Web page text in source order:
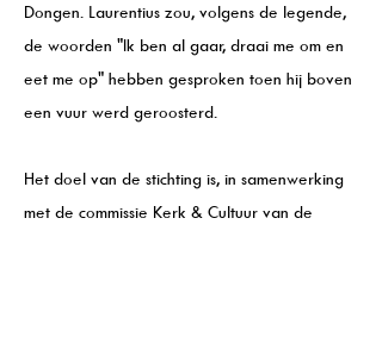
Dongen. Laurentius zou, volgens de legende,
de woorden "Ik ben al gaar, draai me om en
eet me op" hebben gesproken toen hij boven
een vuur werd geroosterd.
Het doel van de stichting is, in samenwerking
met de commissie Kerk & Cultuur van de